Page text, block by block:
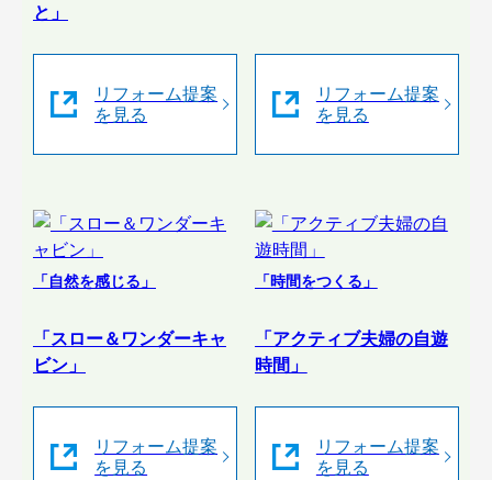
と」
リフォーム提案
を見る
リフォーム提案
を見る
「自然を感じる」
「スロー＆ワンダーキャ
ビン」
リフォーム提案
を見る
「時間をつくる」
「アクティブ夫婦の自遊
時間」
リフォーム提案
を見る